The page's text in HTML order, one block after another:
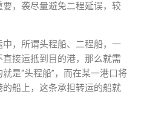
，袭尽量避免二程延误，较
，所谓头程船、二程船，一
接运抵到目的港，那么就需
是“头程船”，而在某一港口将
船上，这条承担转运的船就